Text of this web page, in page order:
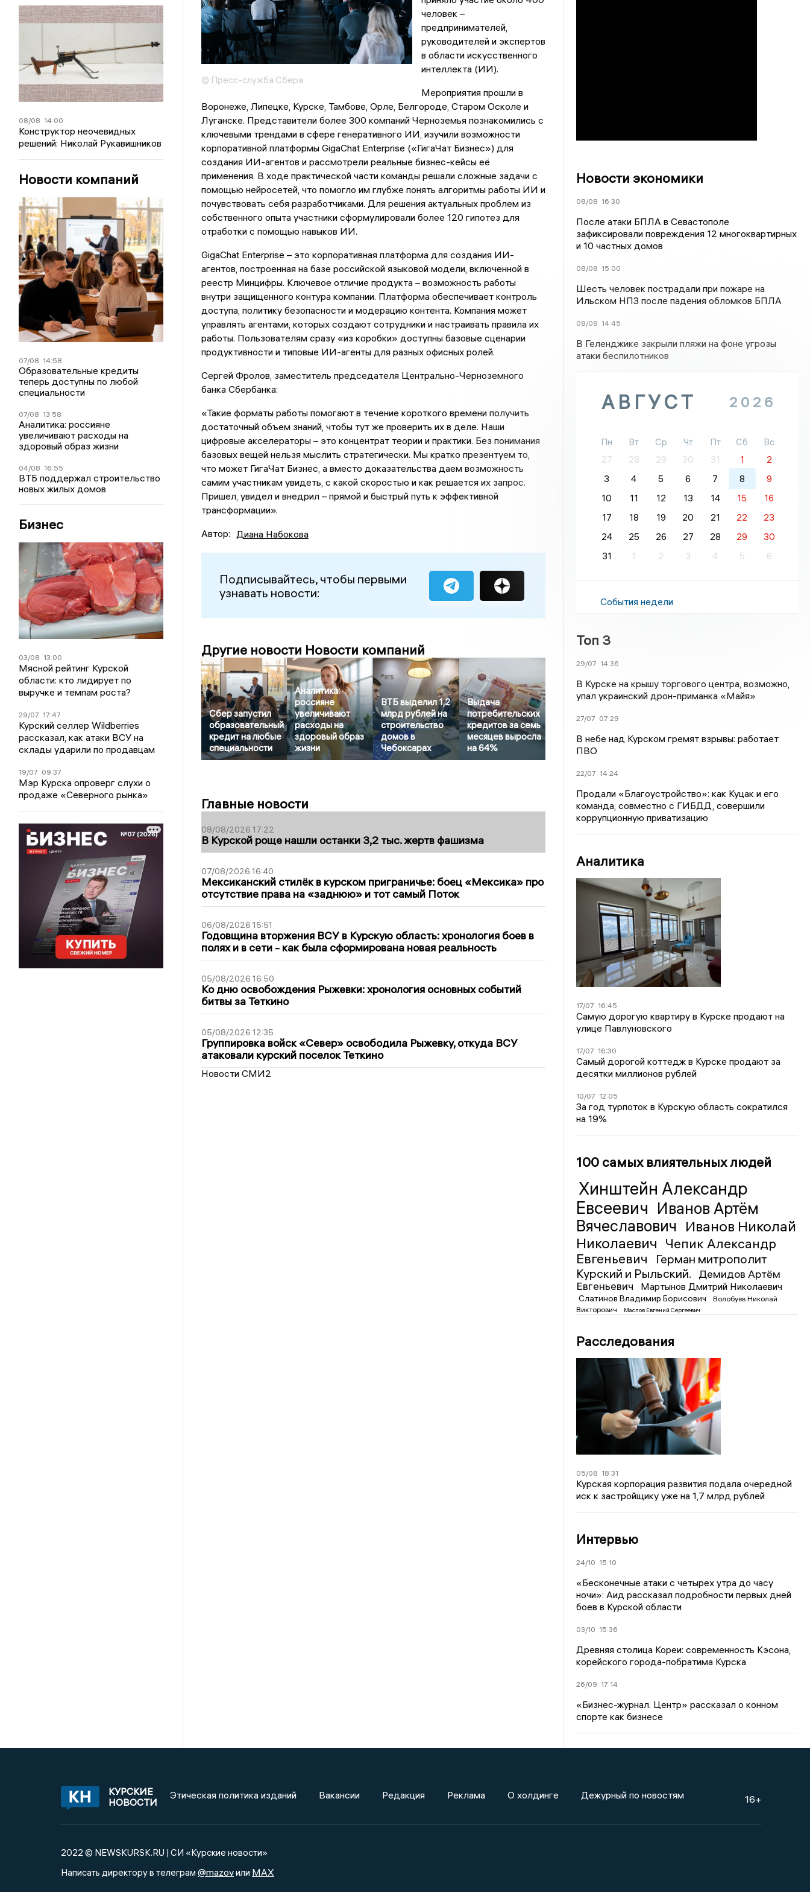
08/08 14:00
Конструктор неочевидных
решений: Николай Рукавишников
Новости компаний
07/08 14:58
Образовательные кредиты
теперь доступны по любой
специальности
07/08 13:58
Аналитика: россияне
увеличивают расходы на
здоровый образ жизни
04/08 16:55
ВТБ поддержал строительство
новых жилых домов
Бизнес
03/08 13:00
Мясной рейтинг Курской
области: кто лидирует по
выручке и темпам роста?
29/07 17:47
Курский селлер Wildberries
рассказал, как атаки ВСУ на
склады ударили по продавцам
19/07 09:37
Мэр Курска опроверг слухи о
продаже «Северного рынка»
© Пресс-служба Сбера
человек –
предпринимателей,
руководителей и экспертов
в области искусственного
интеллекта (ИИ).
Мероприятия прошли в
Воронеже, Липецке, Курске, Тамбове, Орле, Белгороде, Старом Осколе и
Луганске. Представители более 300 компаний Черноземья познакомились с
ключевыми трендами в сфере генеративного ИИ, изучили возможности
корпоративной платформы GigaChat Enterprise («ГигаЧат Бизнес») для
создания ИИ-агентов и рассмотрели реальные бизнес-кейсы её
применения. В ходе практической части команды решали сложные задачи с
помощью нейросетей, что помогло им глубже понять алгоритмы работы ИИ и
почувствовать себя разработчиками. Для решения актуальных проблем из
собственного опыта участники сформулировали более 120 гипотез для
отработки с помощью навыков ИИ.
GigaChat Enterprise – это корпоративная платформа для создания ИИ-
агентов, построенная на базе российской языковой модели, включенной в
реестр Минцифры. Ключевое отличие продукта – возможность работы
внутри защищенного контура компании. Платформа обеспечивает контроль
доступа, политику безопасности и модерацию контента. Компания может
управлять агентами, которых создают сотрудники и настраивать правила их
работы. Пользователям сразу «из коробки» доступны базовые сценарии
продуктивности и типовые ИИ-агенты для разных офисных ролей.
Сергей Фролов, заместитель председателя Центрально-Черноземного
банка Сбербанка:
«Такие форматы работы помогают в течение короткого времени получить
достаточный объем знаний, чтобы тут же проверить их в деле. Наши
цифровые акселераторы – это концентрат теории и практики. Без понимания
базовых вещей нельзя мыслить стратегически. Мы кратко презентуем то,
что может ГигаЧат Бизнес, а вместо доказательства даем возможность
самим участникам увидеть, с какой скоростью и как решается их запрос.
Пришел, увидел и внедрил – прямой и быстрый путь к эффективной
трансформации».
Автор: Диана Набокова
Подписывайтесь, чтобы первыми
узнавать новости:
Другие новости Новости компаний
Сбер запустил
образовательный
кредит на любые
специальности
Аналитика:
россияне
увеличивают
расходы на
здоровый образ
жизни
ВТБ выделил 1,2
млрд рублей на
строительство
домов в
Чебоксарах
Выдача
потребительских
кредитов за семь
месяцев выросла
на 64%
Главные новости
08/08/2026 17:22
В Курской роще нашли останки 3,2 тыс. жертв фашизма
07/08/2026 16:40
Мексиканский стилёк в курском приграничье: боец «Мексика» про
отсутствие права на «заднюю» и тот самый Поток
06/08/2026 15:51
Годовщина вторжения ВСУ в Курскую область: хронология боев в
полях и в сети - как была сформирована новая реальность
05/08/2026 16:50
Ко дню освобождения Рыжевки: хронология основных событий
битвы за Теткино
05/08/2026 12:35
Группировка войск «Север» освободила Рыжевку, откуда ВСУ
атаковали курский поселок Теткино
Новости СМИ2
Новости экономики
08/08 16:30
После атаки БПЛА в Севастополе
зафиксировали повреждения 12 многоквартирных
и 10 частных домов
08/08 15:00
Шесть человек пострадали при пожаре на
Ильском НПЗ после падения обломков БПЛА
08/08 14:45
В Геленджике закрыли пляжи на фоне угрозы
атаки беспилотников
АВГУСТ 2026
Пн Вт Ср Чт Пт Сб
Вс
27
28 29 30 31 1
2
3
4 5 6 7 8
9
10
11 12 13 14 15
16
17
18 19 20 21 22
23
24
25 26 27 28 29
30
31
1 2 3 4 5 6
События недели
Топ 3
29/07 14:36
В Курске на крышу торгового центра, возможно,
упал украинский дрон-приманка «Майя»
27/07 07:29
В небе над Курском гремят взрывы: работает
ПВО
22/07 14:24
Продали «Благоустройство»: как Куцак и его
команда, совместно с ГИБДД, совершили
коррупционную приватизацию
Аналитика
17/07 16:45
Самую дорогую квартиру в Курске продают на
улице Павлуновского
17/07 16:30
Самый дорогой коттедж в Курске продают за
десятки миллионов рублей
10/07 12:05
За год турпоток в Курскую область сократился
на 19%
100 самых влиятельных людей
Хинштейн Александр
Евсеевич Иванов Артём
Вячеславович Иванов Николай
Николаевич Чепик Александр
Евгеньевич
Герман митрополит
Курский и Рыльский.
Демидов Артём
Евгеньевич
Мартынов Дмитрий Николаевич
Слатинов Владимир Борисович
Волобуев Николай
Викторович
Маслов Евгений Сергеевич
Расследования
05/08 18:31
Курская корпорация развития подала очередной
иск к застройщику уже на 1,7 млрд рублей
Интервью
24/10 15:10
«Бесконечные атаки с четырех утра до часу
ночи»: Аид рассказал подробности первых дней
боев в Курской области
03/10 15:36
Древняя столица Кореи: современность Кэсона,
корейского города-побратима Курска
26/09 17:14
«Бизнес-журнал. Центр» рассказал о конном
спорте как бизнесе
КУРСКИЕ
НОВОСТИ
Этическая политика изданий Вакансии Редакция Реклама О холдинге Дежурный по новостям 16+
2022 © NEWSKURSK.RU | СИ «Курские новости»
Написать директору в телеграм @mazovили MAX